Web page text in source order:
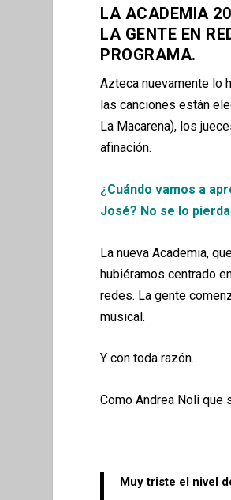
LA ACADEMIA
LA GENTE EN
PROGRAMA.
Azteca nuevamente lo
las canciones están
La Macarena), los
afinación.
¿Cuándo vamos a
José? No se lo
La nueva Academia,
hubiéramos centrado
redes. La gente
musical.
Y con toda razón.
Como Andrea Noli que
Muy triste el nivel